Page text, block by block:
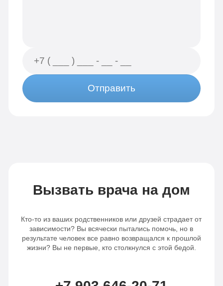
Отправить
Вызвать врача на дом
Кто-то из ваших родственников или друзей страдает от
зависимости? Вы всячески пытались помочь, но в
результате человек все равно возвращался к прошлой
жизни? Вы не первые, кто столкнулся с этой бедой.